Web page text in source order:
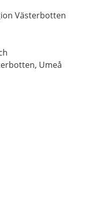
Västerbotten
Umeå